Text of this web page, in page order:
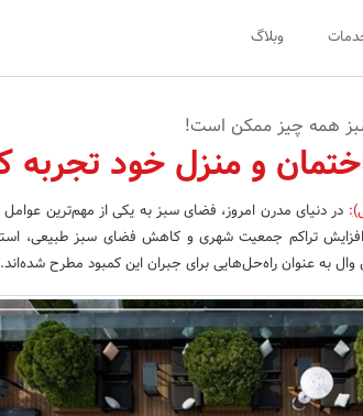
وبلاگ
سبز همه چیز ممکن است!
و منزل خود تجربه
: در دنیای مدرن امروز، فضای سبز به یکی از مهم‌ترین عوامل
تراکم جمعیت شهری و کاهش فضای سبز طبیعی،
به عنوان راه‌حل‌هایی برای جبران این کمبود مطرح شده‌اند.